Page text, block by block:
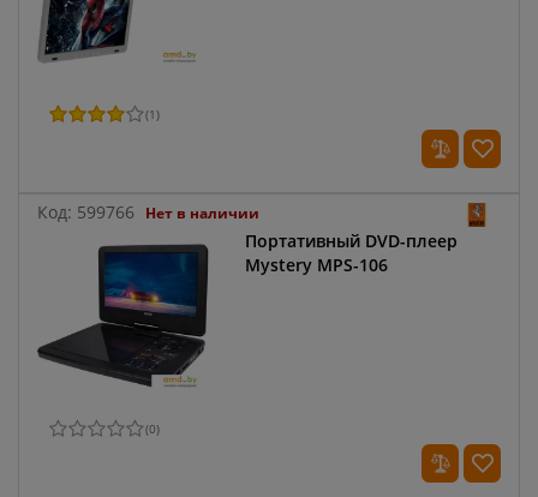
(1)
Код: 599766 Нет в наличии
Портативный DVD-плеер
Mystery MPS-106
(0)